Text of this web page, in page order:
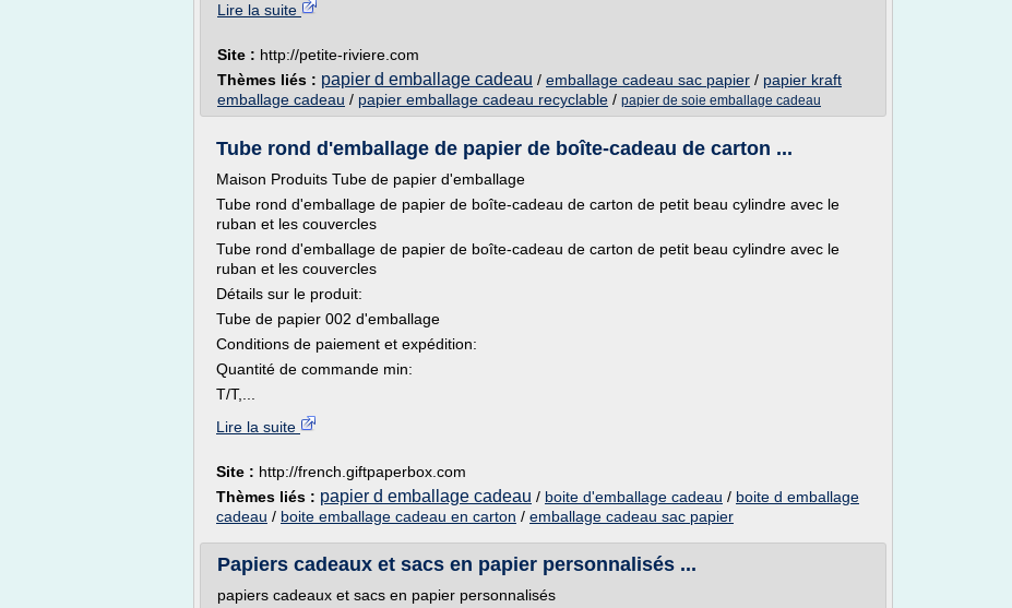
Lire la suite
Site : http://petite-riviere.com
Thèmes liés : papier d emballage cadeau / emballage cadeau sac papier / papier kraft
emballage cadeau / papier emballage cadeau recyclable / papier de soie emballage cadeau
Tube rond d'emballage de papier de boîte-cadeau de carton ...
Maison Produits Tube de papier d'emballage
Tube rond d'emballage de papier de boîte-cadeau de carton de petit beau cylindre avec le
ruban et les couvercles
Tube rond d'emballage de papier de boîte-cadeau de carton de petit beau cylindre avec le
ruban et les couvercles
Détails sur le produit:
Tube de papier 002 d'emballage
Conditions de paiement et expédition:
Quantité de commande min:
T/T,...
Lire la suite
Site : http://french.giftpaperbox.com
Thèmes liés : papier d emballage cadeau / boite d'emballage cadeau / boite d emballage
cadeau / boite emballage cadeau en carton / emballage cadeau sac papier
Papiers cadeaux et sacs en papier personnalisés ...
papiers cadeaux et sacs en papier personnalisés